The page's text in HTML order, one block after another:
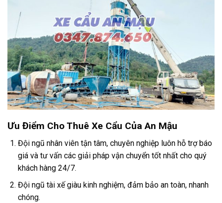
Ưu Điểm Cho Thuê Xe Cẩu Của An Mậu
Đội ngũ nhân viên tận tâm, chuyên nghiệp luôn hỗ trợ báo
giá và tư vấn các giải pháp vận chuyển tốt nhất cho quý
khách hàng 24/7.
Đội ngũ tài xế giàu kinh nghiệm, đảm bảo an toàn, nhanh
chóng.